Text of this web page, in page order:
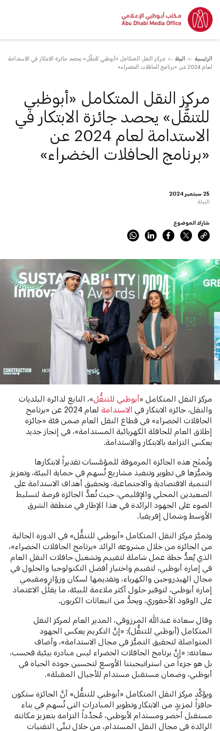
الرئيسية البيئة
مركز النقل المتكامل «أبوظبي للتنقُّل» يحصد جائزة الابتكار في الاستدامة
لعام 2024 عن «برنامج الحافلات الخضراء»
25 سبتمبر 2024
البيئة
مركز النقل المتكامل «أبوظبي
للتنقُّل» يحصد جائزة الابتكار في
الاستدامة لعام 2024 عن
«برنامج الحافلات الخضراء»
شارك الموضوع
مركز النقل المتكامل «أبوظبي للتنقُّل »، التابع لدائرة البلديات
والنقل، جائزة الابتكار في الاستدامة
لعام 2024 عن «برنامج
الحافلات الخضراء» في قطاع النقل العام ضمن فئة «جائزة
إطلاق العام للحافلة الكهربائية المستدامة»، في إنجاز جديد
يعكس التزامه بالابتكار والاستدامة.
وتُمنَح هذه الجائزة المرموقة للمؤسَّسات تقديراً لابتكارها
وتميُّزها في تطوير وتنفيذ مشاريع تُسهم في حماية البيئة، وتعزيز
التنمية الاقتصادية والاجتماعية، وتحقيق أهداف الاستدامة على
الصعيدين المحلي والإقليمي، حيث تُعدُّ الجائزة فرصة لتسليط
الضوء على الجهود الرائدة في هذا الإطار في منطقة الشرق
الأوسط وشمال إفريقيا.
وتميَّز مركز النقل المتكامل «أبوظبي للتنقُّل» في الدورة الحالية
من الجائزة من خلال مشروعه الرائد «برنامج الحافلات الخضراء»،
الذي يُعدُّ خطة عمل شاملة لتقييم وتشغيل حافلات النقل العام
في إمارة أبوظبي، لتقييم واختيار أفضل التكنولوجيا والحلول في
مجال الهيدروجين والكهرباء، وتقديمها لسكان وزوّار ومقيمي
إمارة أبوظبي، لتوفير حلول أكثر ملاءمة للبيئة، ما يقلِّل الاعتماد
على الوقود الأحفوري، ويحدُّ من انبعاثات الكربون.
وقال سعادة عبدالله المرزوقي، المدير العام لمركز النقل
المتكامل (أبوظبي للتنقُّل): «إنَّ التكريم يعكس الجهود
المتواصلة لتحقيق التميُّز في مجال الاستدامة»، وأضاف
سعادته: «إنَّ برنامج الحافلات الخضراء ليس مبادرة بيئية فحسب،
بل هو جزءاً من استراتيجيتنا الأوسع لتحسين جودة الحياة في
أبوظبي، وضمان مستقبل مستدام للأجيال المقبلة».
ويؤكِّد مركز النقل المتكامل «أبوظبي للتنقُّل» أنَّ الجائزة ستكون
حافزاً لمزيدٍ من الابتكار وتطوير المبادرات التي تُسهم في بناء
مستقبل أخضر ومستدام لأبوظبي، مُجدِّداً التزامه بتعزيز مكانته
الرائدة في مجال النقل المستدام، من خلال تبنِّي التقنيات